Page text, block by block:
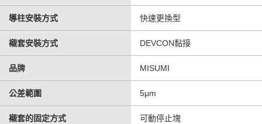
導柱安裝方式 快速更換型
襯套安裝方式 DEVCON黏接
品牌 MISUMI
公差範圍 5μm
襯套的固定方式 可動停止塊